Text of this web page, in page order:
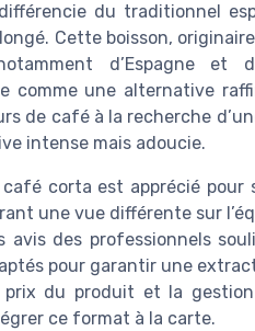
du traditionnel
Cette boisson, originaire
d’Espagne et
comme une alternative
de café à la recherche
intense mais adoucie.
café corta est apprécié
une vue différente sur
avis des professionnels
pour garantir une
prix du produit et la
ce format à la carte.